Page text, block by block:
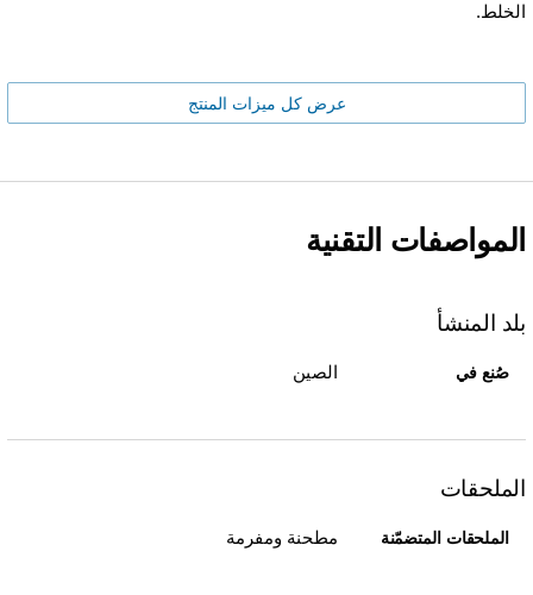
الخلط.
عرض كل ميزات المنتج
المواصفات التقنية
بلد المنشأ
صُنع في الصين
الملحقات
الملحقات المتضمّنة مطحنة ومفرمة